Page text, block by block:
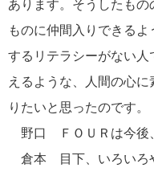
あります。そうしたもの
ものに仲間入りできる
するリテラシーがない人
えるような、人間の心
りたいと思ったのです。
野口 ＦＯＵＲは今後
倉本 目下、いろいろ